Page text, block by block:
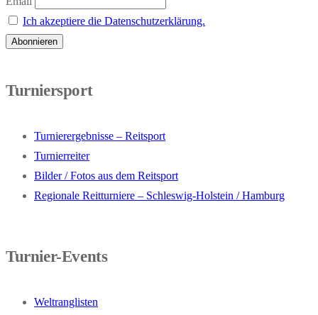
Ich akzeptiere die Datenschutzerklärung.
Turniersport
Turnierergebnisse – Reitsport
Turnierreiter
Bilder / Fotos aus dem Reitsport
Regionale Reitturniere – Schleswig-Holstein / Hamburg
Turnier-Events
Weltranglisten